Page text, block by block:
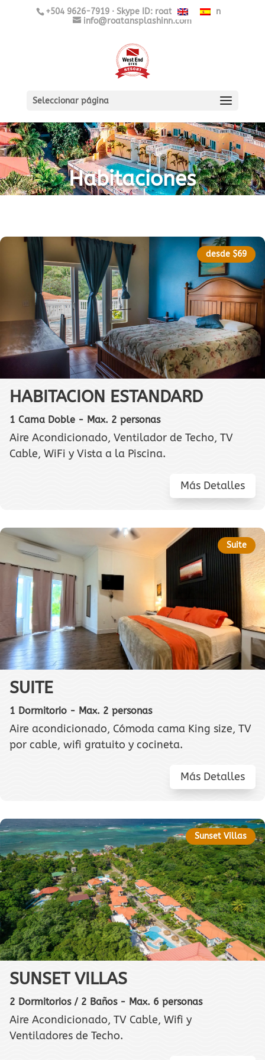
+504 9626-7919 · Skype ID: roatansplashinn
info@roatansplashinn.com
Seleccionar página
Habitaciones
desde $69
HABITACION ESTANDARD
1 Cama Doble - Max. 2 personas
Aire Acondicionado, Ventilador de Techo, TV
Cable, WiFi y Vista a la Piscina.
Más Detalles
Suite
SUITE
1 Dormitorio - Max. 2 personas
Aire acondicionado, Cómoda cama King size, TV
por cable, wifi gratuito y cocineta.
Más Detalles
Sunset Villas
SUNSET VILLAS
2 Dormitorios / 2 Baños - Max. 6 personas
Aire Acondicionado, TV Cable, Wifi y
Ventiladores de Techo.